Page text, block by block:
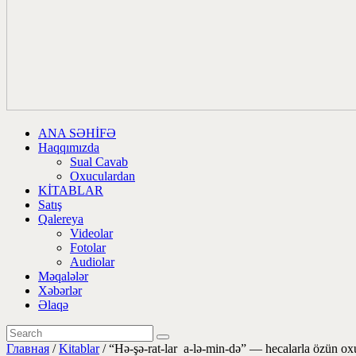
ANA SƏHİFƏ
Haqqımızda
Sual Cavab
Oxuculardan
KİTABLAR
Satış
Qalereya
Videolar
Fotolar
Audiolar
Məqalələr
Xəbərlər
Əlaqə
Главная /Kitablar/ “Hə-şə-rat-lar a-lə-min-də” — hecalarla özün